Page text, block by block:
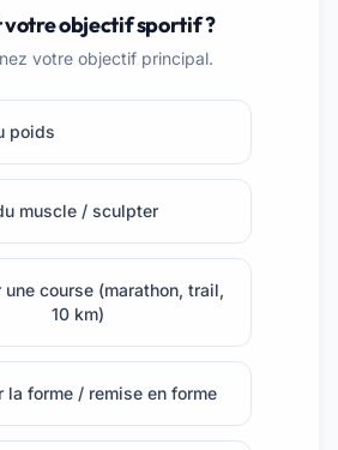
votre objectif sportif ?
votre objectif principal.
poids
muscle / sculpter
une course (marathon, trail,
10 km)
la forme / remise en forme